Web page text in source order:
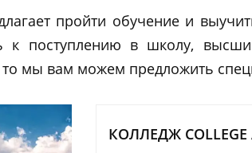
пройти обучение и
к поступлению в школу,
мы вам можем предложить
КОЛЛЕДЖ